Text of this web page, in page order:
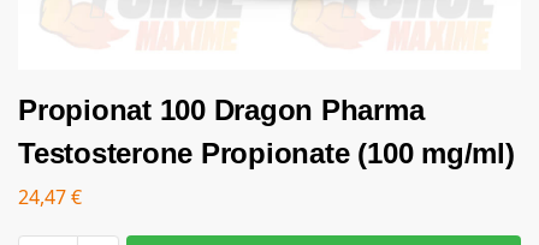
Propionat 100 Dragon Pharma
Testosterone Propionate (100 mg/ml)
24,47€